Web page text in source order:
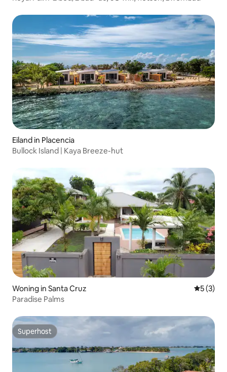
Eiland in Placencia
Bullock Island | Kaya Breeze-hut
Woning in Santa Cruz
5 (3)
Paradise Palms
Superhost
Superhost